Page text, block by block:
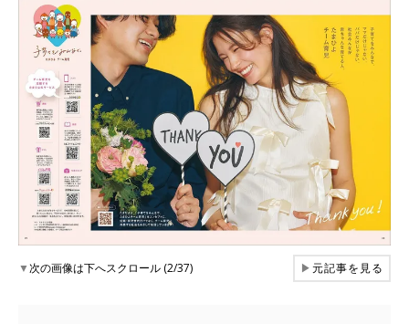
▼次の画像は下へスクロール (2/37) ▶元記事を見る